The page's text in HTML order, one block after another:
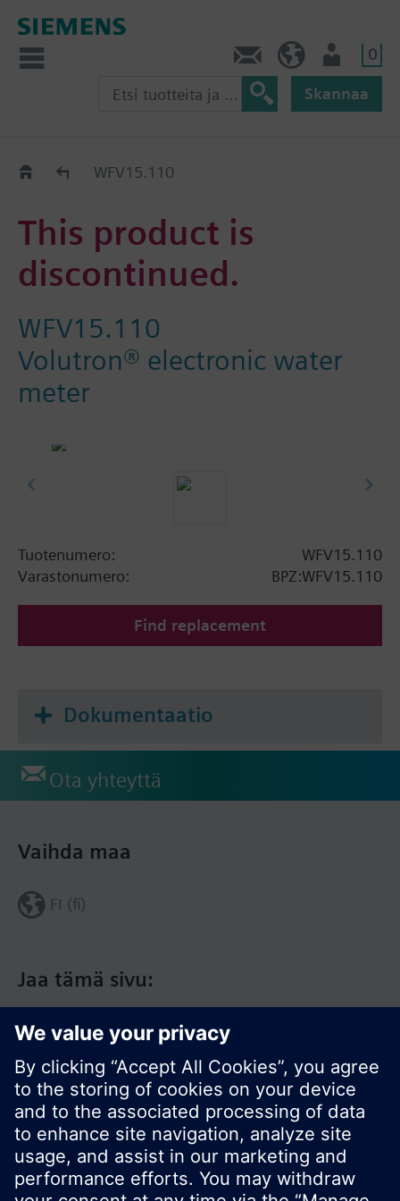
0
Skannaa
Old2NewWFV15.110
This product is
discontinued.
WFV15.110
Volutron® electronic water
meter
Tuotenumero:
WFV15.110
Varastonumero:
BPZ:WFV15.110
Find replacement
Dokumentaatio
Ota yhteyttä
Jaa tämä sivu:
Vaihda maa
FI (fi)